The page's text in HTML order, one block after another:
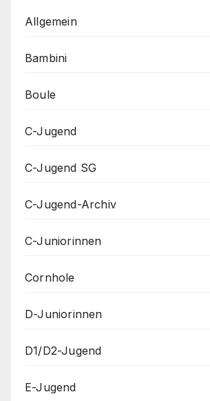
Allgemein
Bambini
Boule
C-Jugend
C-Jugend SG
C-Jugend-Archiv
C-Juniorinnen
Cornhole
D-Juniorinnen
D1/D2-Jugend
E-Jugend